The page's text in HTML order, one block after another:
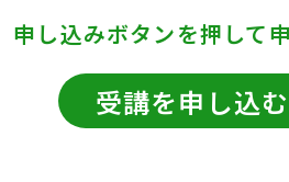
申し込みボタンを押して
受講を申し込む